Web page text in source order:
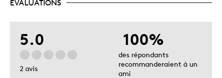
ÉVALUATIONS
5.0
2 avis
100%
des répondants
recommanderaient à un
ami